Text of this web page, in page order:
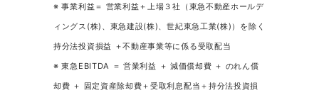
※ 事業利益＝ 営業利益＋上場３社（東急不動産ホールデ
ィングス(株)、東急建設(株)、世紀東急工業(株)）を除く
持分法投資損益 ＋不動産事業等に係る受取配当
※ 東急EBITDA ＝ 営業利益 ＋ 減価償却費 ＋ のれん償
却費 ＋ 固定資産除却費＋受取利息配当＋持分法投資損